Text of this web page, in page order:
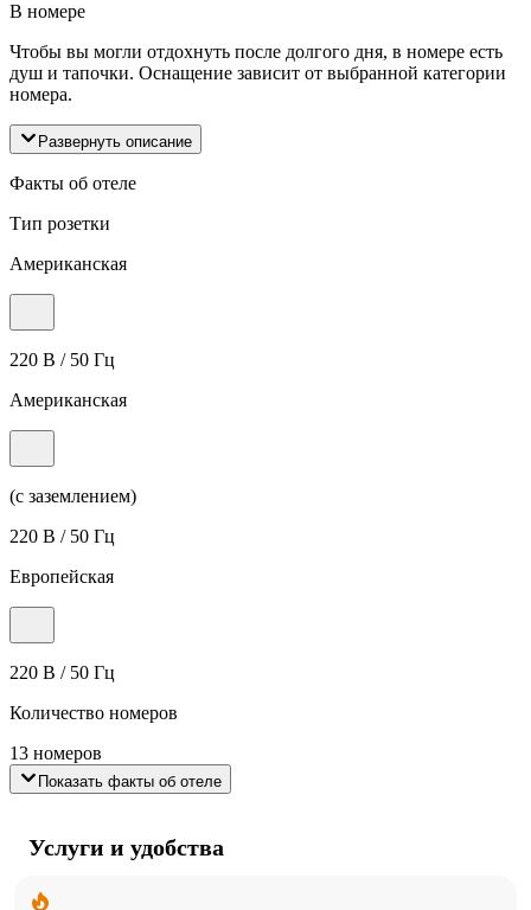
В номере
Чтобы вы могли отдохнуть после долгого дня, в номере есть
душ и тапочки. Оснащение зависит от выбранной категории
номера.
Развернуть описание
Факты об отеле
Тип розетки
Американская
220 В / 50 Гц
Американская
(с заземлением)
220 В / 50 Гц
Европейская
220 В / 50 Гц
Количество номеров
13 номеров
Показать факты об отеле
Услуги и удобства